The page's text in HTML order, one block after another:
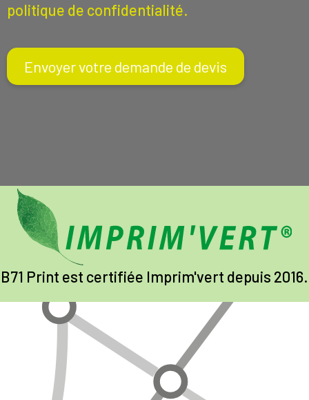
politique de confidentialité.
Captcha
B71 Print est certifiée Imprim'vert depuis 2016.